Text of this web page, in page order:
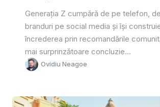
Generația Z cumpără de pe telefon,
branduri pe social media și își
încrederea prin recomandările
mai surprinzătoare concluzie...
Ovidiu Neagoe